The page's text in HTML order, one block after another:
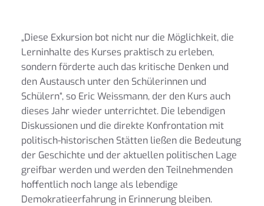
„Diese Exkursion bot nicht nur die Möglichkeit, die
Lerninhalte des Kurses praktisch zu erleben,
sondern förderte auch das kritische Denken und
den Austausch unter den Schülerinnen und
Schülern“, so Eric Weissmann, der den Kurs auch
dieses Jahr wieder unterrichtet. Die lebendigen
Diskussionen und die direkte Konfrontation mit
politisch-historischen Stätten ließen die Bedeutung
der Geschichte und der aktuellen politischen Lage
greifbar werden und werden den Teilnehmenden
hoffentlich noch lange als lebendige
Demokratieerfahrung in Erinnerung bleiben.